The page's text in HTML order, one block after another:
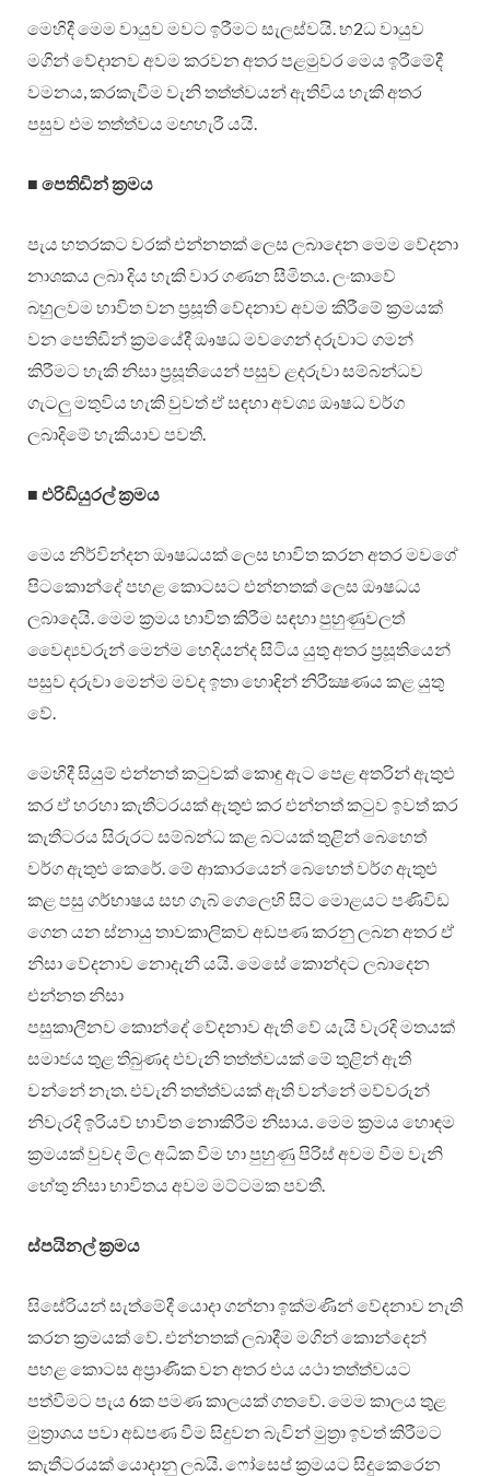
මෙහිදී මෙම වායුව මවට ඉරීමට සැලස්වයි. භ2ධ වායුව
මගින් වේදානව අවම කරවන අතර පළමුවර මෙය ඉරීමේදී
වමනය, කරකැවීම වැනි තත්ත්වයන් ඇතිවිය හැකි අතර
පසුව එම තත්ත්වය මඟහැරී යයි.
■ පෙතිඩින් ක්‍රමය
පැය හතරකට වරක් එන්නතක් ලෙස ලබාදෙන මෙම වේදනා
නාශකය ලබා දිය හැකි වාර ගණන සීමිතය. ලංකාවේ
බහුලවම භාවිත වන ප්‍රසූති වේදනාව අවම කිරීමේ ක්‍රමයක්
වන පෙතිඩින් ක්‍රමයේදී ඖෂධ මවගෙන් දරුවාට ගමන්
කිරීමට හැකි නිසා ප්‍රසූතියෙන් පසුව ළදරුවා සම්බන්ධව
ගැටලු මතුවිය හැකි වුවත් ඒ සඳහා අවශ්‍ය ඖෂධ වර්ග
ලබාදිමේ හැකියාව පවතී.
■ එරිඩියුරල් ක්‍රමය
මෙය නිර්වින්දන ඖෂධයක් ලෙස භාවිත කරන අතර මවගේ
පිටකොන්දේ පහළ කොටසට එන්නතක් ලෙස ඖෂධය
ලබාදෙයි. මෙම ක්‍රමය භාවිත කිරීම සඳහා පුහුණුවලත්
වෛද්‍යවරුන් මෙන්ම හෙදියන්ද සිටිය යුතු අතර ප්‍රසූතියෙන්
පසුව දරුවා මෙන්ම මවද ඉතා හොඳින් නිරීක්‍ෂණය කළ යුතු
වේ.
මෙහිදී සියුම් එන්නත් කටුවක් කොඳු ඇට පෙළ අතරින් ඇතුළු
කර ඒ හරහා කැතීටරයක් ඇතුළු කර එන්නත් කටුව ඉවත් කර
කැතීටරය සිරුරට සම්බන්ධ කළ බටයක් තුළින් බෙහෙත්
වර්ග ඇතුළු කෙරේ. මේ ආකාරයෙන් බෙහෙත් වර්ග ඇතුළු
කළ පසු ගර්භාෂය සහ ගැබ් ගෙලෙහි සිට මොළයට පණිවිඩ
ගෙන යන ස්නායු තාවකාලිකව අඩපණ කරනු ලබන අතර ඒ
නිසා වේදනාව නොදැනී යයි. මෙසේ කොන්දට ලබාදෙන
එන්නත නිසා
පසුකාලීනව කොන්දේ වේදනාව ඇති වේ යැයි වැරදි මතයක්
සමාජය තුළ තිබුණද එවැනි තත්ත්වයක් මේ තුළින් ඇති
වන්නේ නැත. එවැනි තත්ත්වයක් ඇති වන්නේ මව්වරුන්
නිවැරදි ඉරියව් භාවිත නොකිරීම නිසාය. මෙම ක්‍රමය හොඳම
ක්‍රමයක් වුවද මිල අධික වීම හා පුහුණු පිරිස් අවම වීම වැනි
හේතු නිසා භාවිතය අවම මට්ටමක පවතී.
ස්පයිනල් ක්‍රමය
සිසේරියන් සැත්මේදී යොදා ගන්නා ඉක්මණින් වේදනාව නැති
කරන ක්‍රමයක් වේ. එන්නතක් ලබාදීම මගින් කොන්දෙන්
පහළ කොටස අප්‍රාණික වන අතර එය යථා තත්ත්වයට
පත්වීමට පැය 6ක පමණ කාලයක් ගතවේ. මෙම කාලය තුළ
මුත්‍රාශය පවා අඩපණ වීම සිදුවන බැවින් මුත්‍රා ඉවත් කිරීමට
කැතීටරයක් යොදානු ලබයි. ෆෝසෙප් ක්‍රමයට සිදුකෙරෙන